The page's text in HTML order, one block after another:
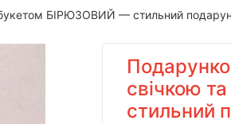
БІРЮЗОВИЙ — стильний
свічкою
стильний